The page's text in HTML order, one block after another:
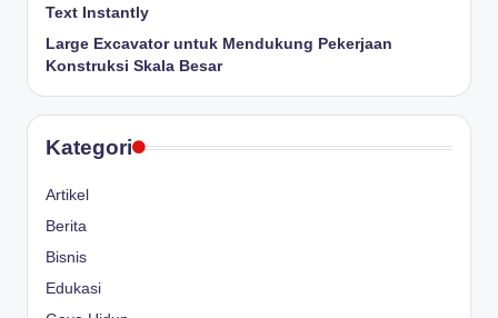
Text Instantly
Large Excavator untuk Mendukung Pekerjaan
Konstruksi Skala Besar
Kategori
Artikel
Berita
Bisnis
Edukasi